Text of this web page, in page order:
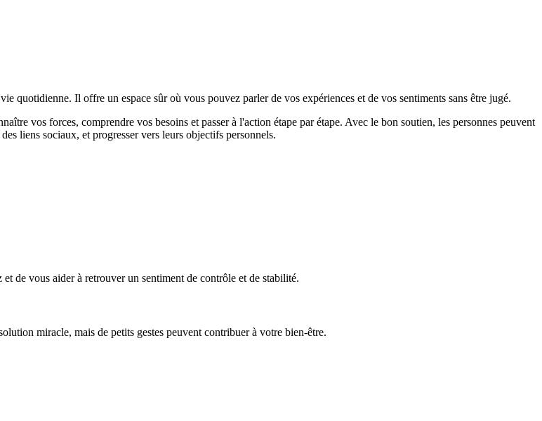
quotidienne. Il offre un espace sûr où vous pouvez parler de vos expériences et de vos sentiments sans être jugé.
vos forces, comprendre vos besoins et passer à l'action étape par étape. Avec le bon soutien, les personnes peuvent
liens sociaux, et progresser vers leurs objectifs personnels.
de vous aider à retrouver un sentiment de contrôle et de stabilité.
miracle, mais de petits gestes peuvent contribuer à votre bien-être.